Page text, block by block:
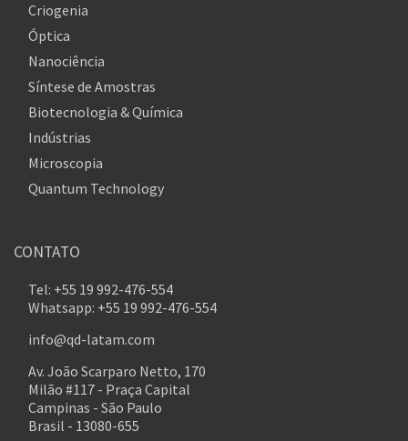
Criogenia
Óptica
Nanociência
Síntese de Amostras
Biotecnologia & Química
Indústrias
Microscopia
Quantum Technology
CONTATO
Tel: +55 19 992-476-554
Whatsapp: +55 19 992-476-554
info@qd-latam.com
Av. João Scarparo Netto, 170
Milão #117 - Praça Capital
Campinas - São Paulo
Brasil - 13080-655